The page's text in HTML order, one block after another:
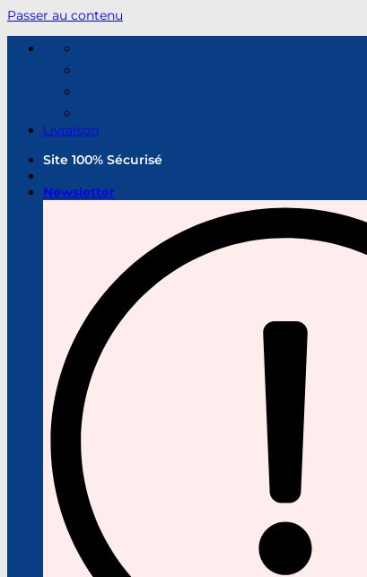
Passer au contenu
Livraison
Site 100% Sécurisé
Newsletter